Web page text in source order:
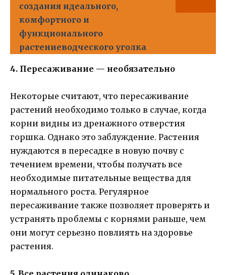
создания идеального,
комфортного и
функционального
растениеводческого уголка
4. Пересаживание — необязательно
Некоторые считают, что пересаживание
растений необходимо только в случае, когда
корни видны из дренажного отверстия
горшка. Однако это заблуждение. Растения
нуждаются в пересадке в новую почву с
течением времени, чтобы получать все
необходимые питательные вещества для
нормального роста. Регулярное
пересаживание также позволяет проверять и
устранять проблемы с корнями раньше, чем
они могут серьезно повлиять на здоровье
растения.